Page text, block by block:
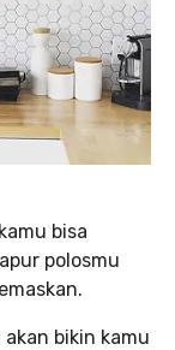
bisa
polosmu
bikin kamu